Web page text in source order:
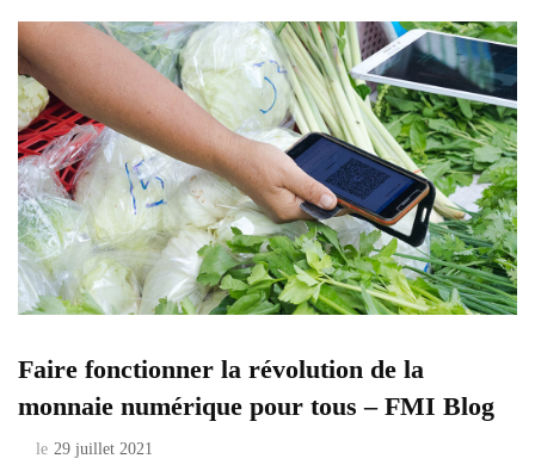
Faire fonctionner la révolution de la
monnaie numérique pour tous – FMI Blog
le 29 juillet 2021